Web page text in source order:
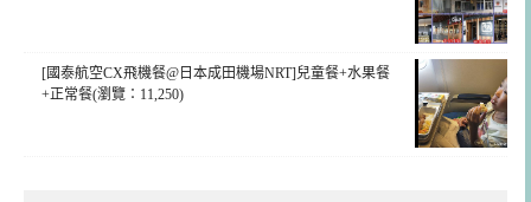
[國泰航空CX飛機餐@日本成田機場NRT]兒童餐+水果餐
+正常餐(瀏覽：11,250)